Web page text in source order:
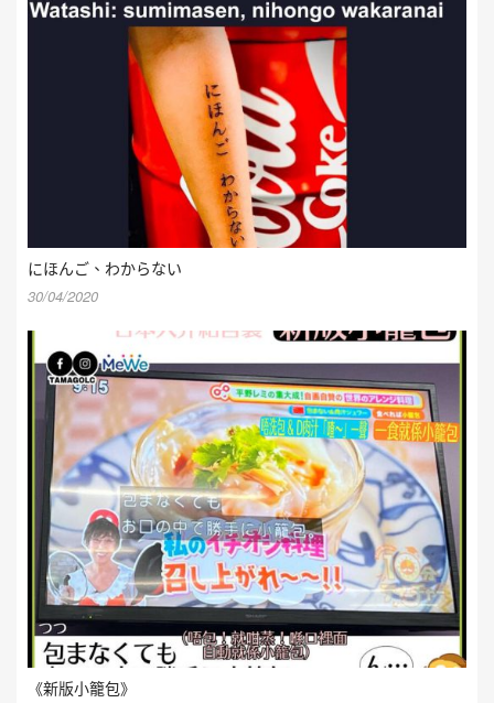
にほんご、わからない
30/04/2020
《新版小籠包》